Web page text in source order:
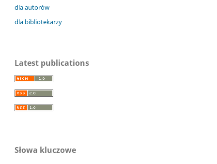
dla autorów
dla bibliotekarzy
Latest publications
Słowa kluczowe